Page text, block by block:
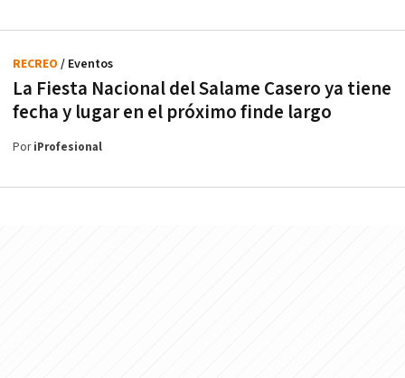
La Fiesta Nacional del Salame Casero ya tiene
fecha y lugar en el próximo finde largo
RECREO / Eventos
PoriProfesional